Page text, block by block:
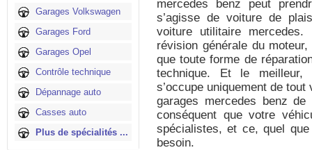
Garages Volkswagen
Garages Ford
Garages Opel
Contrôle technique
Dépannage auto
Casses auto
Plus de spécialités ...
mercedes benz peut
s’agisse de voiture de
voiture utilitaire
révision générale du
que toute forme de
technique. Et le meilleur,
s’occupe uniquement de
garages mercedes benz
conséquent que votre
spécialistes, et ce, quel
besoin.